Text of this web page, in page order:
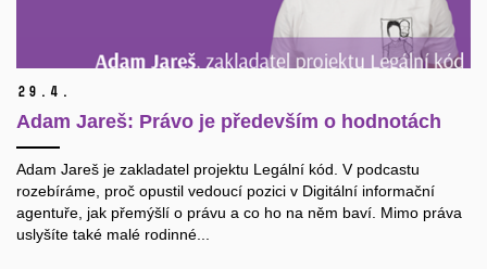
29. 4.
Adam Jareš: Právo je především o hodnotách
Adam Jareš je zakladatel projektu Legální kód. V podcastu
rozebíráme, proč opustil vedoucí pozici v Digitální informační
agentuře, jak přemýšlí o právu a co ho na něm baví. Mimo práva
uslyšíte také malé rodinné...